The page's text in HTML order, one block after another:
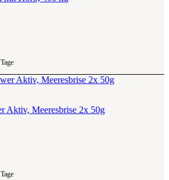
Aktiv, Meeresbrise 2x 50g